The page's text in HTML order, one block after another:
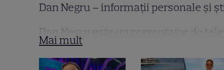
Dan Negru – informații personale și
Dan Negru este un prezentator de
Supranumit „Regele Audiențelor”
televiziune populare precum